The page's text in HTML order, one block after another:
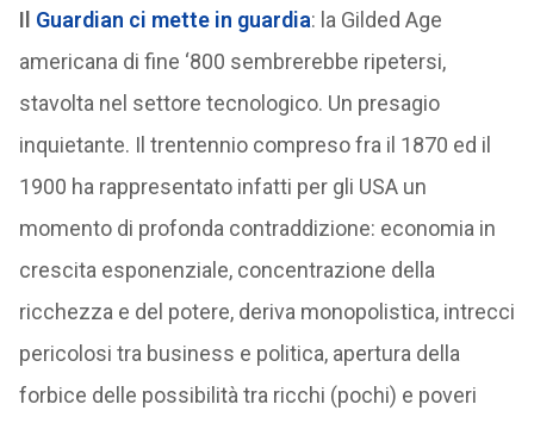
Il Guardian ci mette in guardia: la Gilded Age
americana di fine ‘800 sembrerebbe ripetersi,
stavolta nel settore tecnologico. Un presagio
inquietante. Il trentennio compreso fra il 1870 ed il
1900 ha rappresentato infatti per gli USA un
momento di profonda contraddizione: economia in
crescita esponenziale, concentrazione della
ricchezza e del potere, deriva monopolistica, intrecci
pericolosi tra business e politica, apertura della
forbice delle possibilità tra ricchi (pochi) e poveri